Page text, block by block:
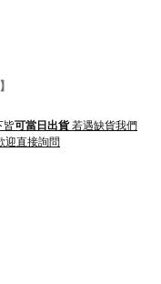
皆可當日出貨若遇缺貨我們
迎直接詢問